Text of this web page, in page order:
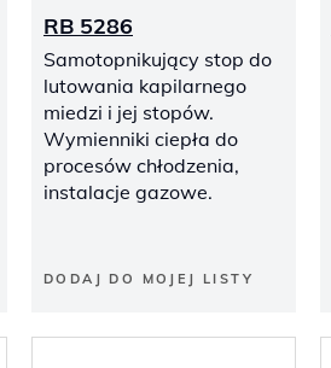
RB 5286
Samotopnikujący stop do
lutowania kapilarnego
miedzi i jej stopów.
Wymienniki ciepła do
procesów chłodzenia,
instalacje gazowe.
DODAJ DO MOJEJ LISTY